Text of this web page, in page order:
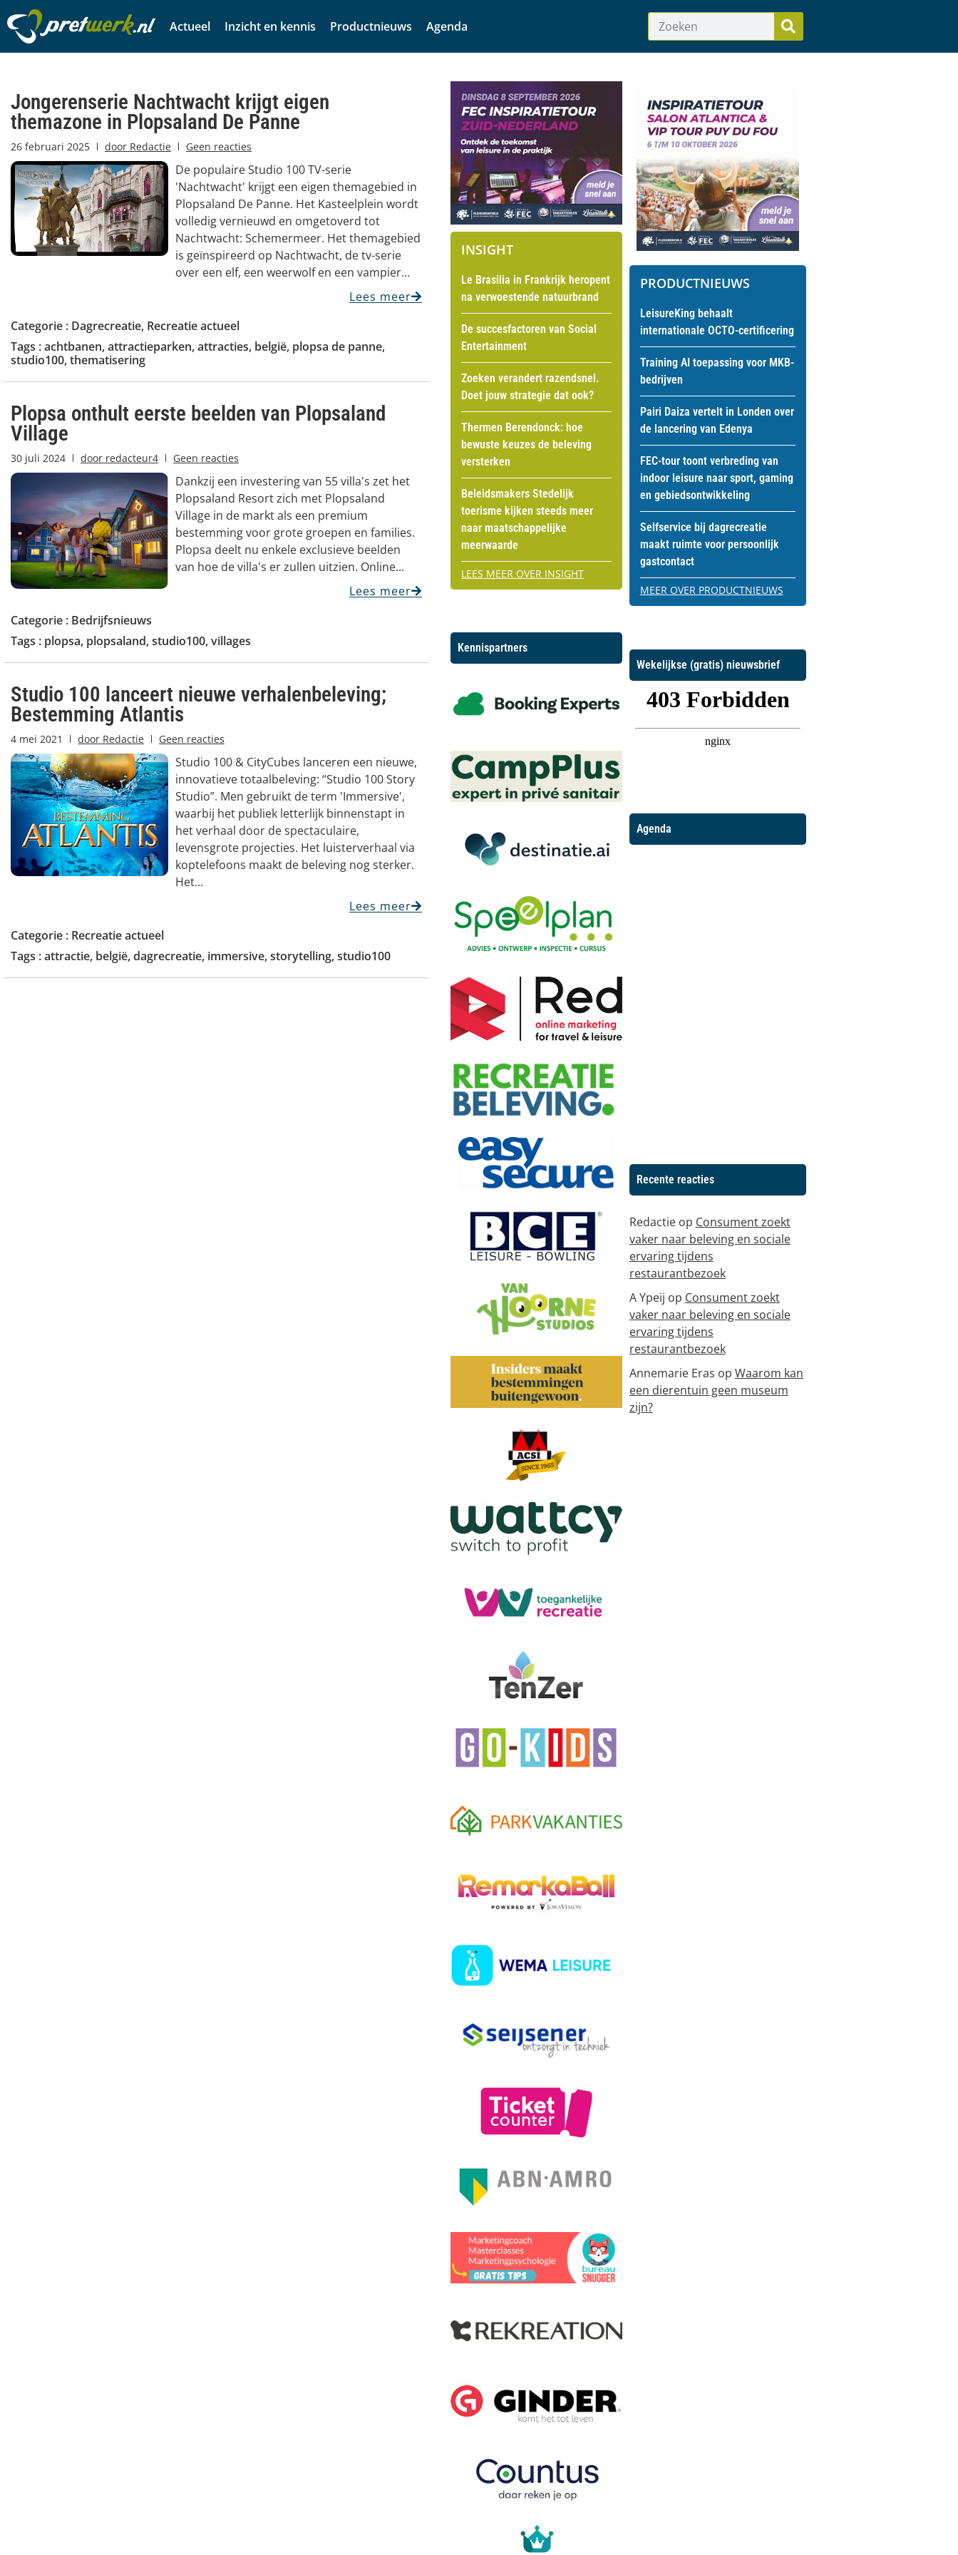
Actueel Inzicht en kennis Productnieuws Agenda
Jongerenserie Nachtwacht krijgt eigen
themazone in Plopsaland De Panne
26 februari 2025 door Redactie Geen reacties
De populaire Studio 100 TV-serie
'Nachtwacht' krijgt een eigen themagebied in
Plopsaland De Panne. Het Kasteelplein wordt
volledig vernieuwd en omgetoverd tot
Nachtwacht: Schemermeer. Het themagebied
is geïnspireerd op Nachtwacht, de tv-serie
over een elf, een weerwolf en een vampier...
Lees meer
Categorie : Dagrecreatie, Recreatie actueel
Tags :achtbanen,attractieparken,attracties, belgië, plopsa de panne,
studio100,thematisering
Plopsa onthult eerste beelden van Plopsaland
Village
30 juli 2024 door redacteur4 Geen reacties
Dankzij een investering van 55 villa's zet het
Plopsaland Resort zich met Plopsaland
Village in de markt als een premium
bestemming voor grote groepen en families.
Plopsa deelt nu enkele exclusieve beelden
van hoe de villa's er zullen uitzien. Online...
Lees meer
Categorie : Bedrijfsnieuws
Tags : plopsa, plopsaland,studio100,villages
Studio 100 lanceert nieuwe verhalenbeleving;
Bestemming Atlantis
4 mei 2021 door Redactie Geen reacties
Studio 100 & CityCubes lanceren een nieuwe,
innovatieve totaalbeleving: “Studio 100 Story
Studio”. Men gebruikt de term 'Immersive',
waarbij het publiek letterlijk binnenstapt in
het verhaal door de spectaculaire,
levensgrote projecties. Het luisterverhaal via
koptelefoons maakt de beleving nog sterker.
Het...
Lees meer
Categorie : Recreatie actueel
Tags :attractie, belgië,dagrecreatie, immersive,storytelling,studio100
INSIGHT
Le Brasilia in Frankrijk heropent
na verwoestende natuurbrand
De succesfactoren van Social
Entertainment
Zoeken verandert razendsnel.
Doet jouw strategie dat ook?
Thermen Berendonck: hoe
bewuste keuzes de beleving
versterken
Beleidsmakers Stedelijk
toerisme kijken steeds meer
naar maatschappelijke
meerwaarde
LEES MEER OVER INSIGHT
Kennispartners
PRODUCTNIEUWS
LeisureKing behaalt
internationale OCTO-certificering
Training AI toepassing voor MKB-
bedrijven
Pairi Daiza vertelt in Londen over
de lancering van Edenya
FEC-tour toont verbreding van
indoor leisure naar sport, gaming
en gebiedsontwikkeling
Selfservice bij dagrecreatie
maakt ruimte voor persoonlijk
gastcontact
MEER OVER PRODUCTNIEUWS
Wekelijkse (gratis) nieuwsbrief
Agenda
Recente reacties
Redactieop Consument zoekt
vaker naar beleving en sociale
ervaring tijdens
restaurantbezoek
A Ypeij op Consument zoekt
vaker naar beleving en sociale
ervaring tijdens
restaurantbezoek
Annemarie Eras op Waarom kan
een dierentuin geen museum
zijn?